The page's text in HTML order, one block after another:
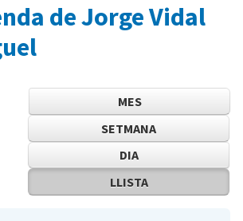
de Jorge Vidal
MES
SETMANA
DIA
LLISTA